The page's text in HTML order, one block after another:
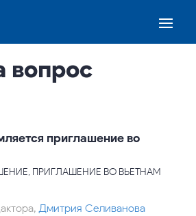
вопрос
приглашение во
ПРИГЛАШЕНИЕ ВО ВЬЕТНАМ
Дмитрия Селиванова